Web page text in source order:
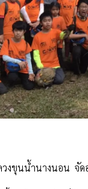
นน้ำนางนอน จัด